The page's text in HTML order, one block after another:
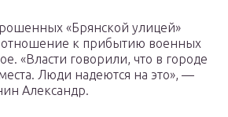
«Брянской улицей»
к прибытию военных
«Власти говорили, что в городе
Люди надеются на это», —
Александр.